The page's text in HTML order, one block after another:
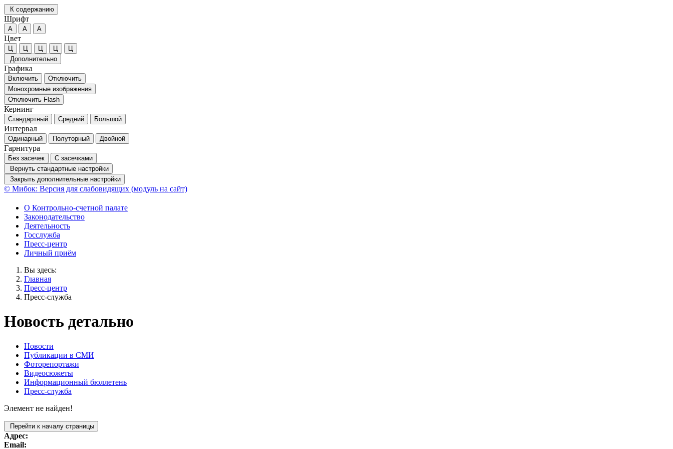
К содержанию
Шрифт
А А А
Цвет
Ц Ц Ц Ц
Ц
Дополнительно
Графика
Включить
Отключить
Монохромные изображения
Отключить Flash
Кернинг
Стандартный Средний Большой
Интервал
Одинарный Полуторный Двойной
Гарнитура
Без засечек
С засечками
Вернуть стандартные настройки
Закрыть дополнительные настройки
© Мибок: Версия для слабовидящих (модуль на сайт)
О Контрольно-счетной палате
Законодательство
Деятельность
Госслужба
Пресс-центр
Личный приём
Вы здесь:
Главная
Пресс-центр
Пресс-служба
Новость детально
Новости
Публикации в СМИ
Фоторепортажи
Видеосюжеты
Информационный бюллетень
Пресс-служба
Элемент не найден!
Перейти к началу страницы
Адрес:
Email: